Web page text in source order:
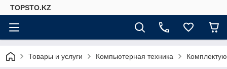
TOPSTO.KZ
Товары и услуги Компьютерная техника